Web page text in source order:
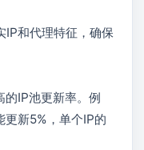
IP和代理特征，确保
的IP池更新率。例
更新5%，单个IP的